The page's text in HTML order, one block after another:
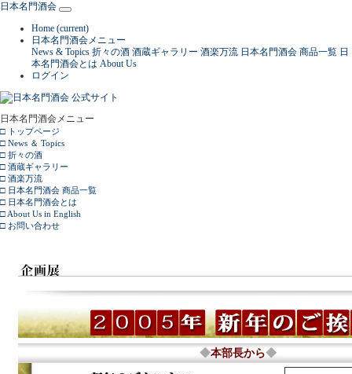
日本名門酒会
Home (current)
日本名門酒会メニュー
News & Topics 折々の酒 酒蔵ギャラリー 酒楽万流 日本名門酒会 商品一覧 日
本名門酒会とは About Us
ログイン
日本名門酒会メニュー
□ トップページ
□ News ＆ Topics
□ 折々の酒
□ 酒蔵ギャラリー
□ 酒楽万流
□ 日本名門酒会 商品一覧
□ 日本名門酒会とは
□ About Us in English
□ お問い合わせ
◆本部長から◆